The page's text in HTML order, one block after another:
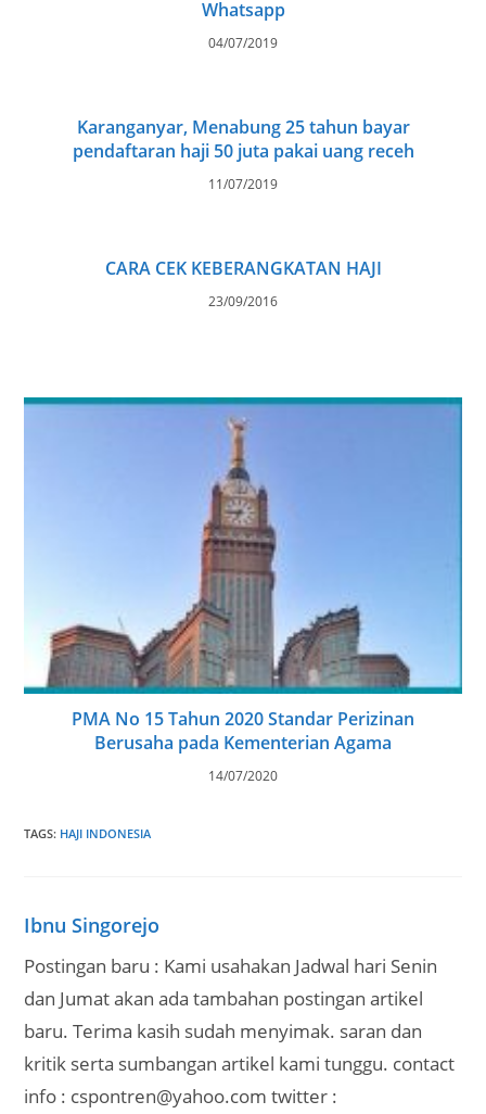
Whatsapp
04/07/2019
Karanganyar, Menabung 25 tahun bayar
pendaftaran haji 50 juta pakai uang receh
11/07/2019
CARA CEK KEBERANGKATAN HAJI
23/09/2016
PMA No 15 Tahun 2020 Standar Perizinan
Berusaha pada Kementerian Agama
14/07/2020
TAGS: HAJI INDONESIA
Ibnu Singorejo
Postingan baru : Kami usahakan Jadwal hari Senin
dan Jumat akan ada tambahan postingan artikel
baru. Terima kasih sudah menyimak. saran dan
kritik serta sumbangan artikel kami tunggu. contact
info : cspontren@yahoo.com twitter :